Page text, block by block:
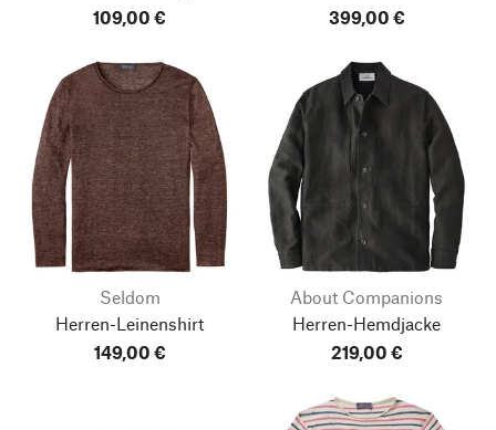
109,00 €
399,00 €
Seldom
Herren-Leinenshirt
149,00 €
About Companions
Herren-Hemdjacke
219,00 €